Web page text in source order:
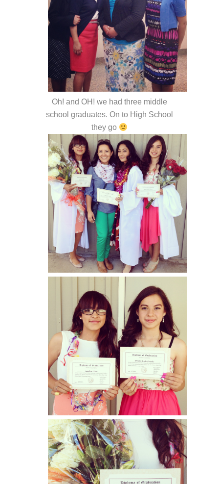
Oh! and OH! we had three middle
school graduates. On to High School
they go